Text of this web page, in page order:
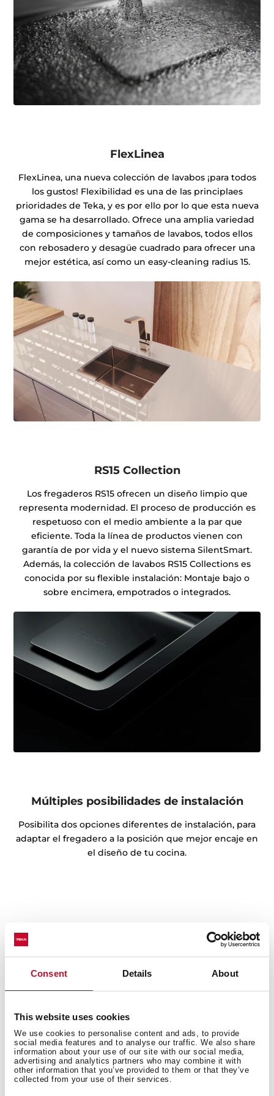
Consent Details About
This website uses cookies
We use cookies to personalise content and ads, to provide
social media features and to analyse our traffic. We also share
information about your use of our site with our social media,
advertising and analytics partners who may combine it with
other information that you’ve provided to them or that they’ve
collected from your use of their services.
FlexLinea
FlexLinea, una nueva colección de lavabos ¡para todos
los gustos! Flexibilidad es una de las principlaes
prioridades de Teka, y es por ello por lo que esta nueva
gama se ha desarrollado. Ofrece una amplia variedad
de composiciones y tamaños de lavabos, todos ellos
con rebosadero y desagüe cuadrado para ofrecer una
mejor estética, así como un easy-cleaning radius 15.
RS15 Collection
Los fregaderos RS15 ofrecen un diseño limpio que
representa modernidad. El proceso de producción es
respetuoso con el medio ambiente a la par que
eficiente. Toda la línea de productos vienen con
garantía de por vida y el nuevo sistema SilentSmart.
Además, la colección de lavabos RS15 Collections es
conocida por su flexible instalación: Montaje bajo o
sobre encimera, empotrados o integrados.
Múltiples posibilidades de instalación
Posibilita dos opciones diferentes de instalación, para
adaptar el fregadero a la posición que mejor encaje en
el diseño de tu cocina.
50% más silenciosos
¿Es el ruido del fregadero una fuente de irritación para